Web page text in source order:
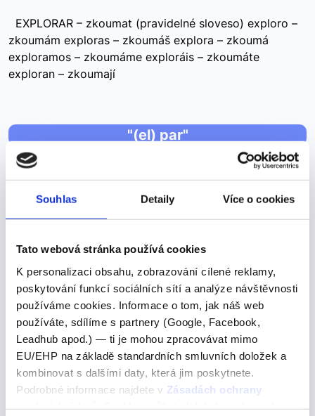
Souhlas Detaily Více o cookies
Tato webová stránka používá cookies
K personalizaci obsahu, zobrazování cílené reklamy,
poskytování funkcí sociálních sítí a analýze návštěvnosti
používáme cookies. Informace o tom, jak náš web
používáte, sdílíme s partnery (Google, Facebook,
Leadhub apod.) — ti je mohou zpracovávat mimo
EU/EHP na základě standardních smluvních doložek a
kombinovat s dalšími daty, která jim poskytnete.
Podrobné informace najdete v Zásadách ochrany
EXPLORAR – zkoumat (pravidelné sloveso) exploro –
zkoumám exploras – zkoumáš explora – zkoumá
exploramos – zkoumáme exploráis – zkoumáte
exploran – zkoumají
"(el) par"
"(el) par"
Pár -->
Když někdo tvoří milostný pár, jsou to (la) pareja.
Neformální anglické zkratky
Neformální anglické zkratky
Pokud se často bavíte s anglicky mluvícími lidmi na internetu,
jistě jste si všimli, že používají různé zkratky, které vám
nemusí být na první pohled jasné. Co znamená ASAP, FYI